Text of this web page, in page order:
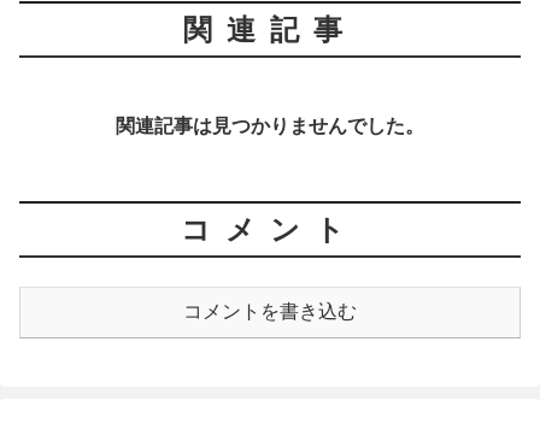
関連記事
関連記事は見つかりませんでした。
コメント
コメントを書き込む